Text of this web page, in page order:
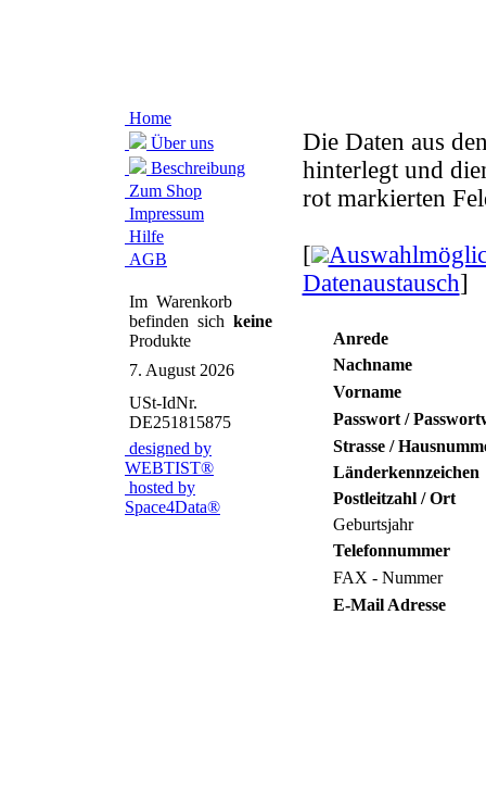
Home
Über uns
Beschreibung
Zum Shop
Impressum
Hilfe
AGB
Im Warenkorb
befinden sich keine
Produkte
7. August 2026
USt-IdNr.
DE251815875
designed by
WEBTIST®
hosted by
Space4Data®
Die Daten aus
hinterlegt und
rot markierten
[
Datenaustausch]
Anrede
Nachname
Vorname
Passwort /
Strasse /
Länderkennzeichen
Postleitzahl / Ort
Geburtsjahr
Telefonnummer
FAX - Nummer
E-Mail Adresse